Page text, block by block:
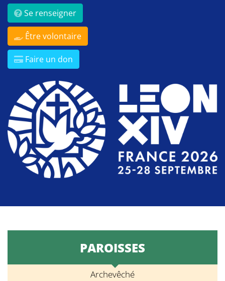
Se renseigner
Être volontaire
Faire un don
PAROISSES
Archevêché